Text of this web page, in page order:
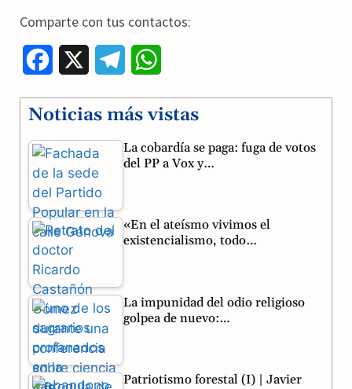
Comparte con tus contactos:
c
e
b
o
o
k
l
e
a
a
t
p
Noticias más vistas
La cobardía se paga: fuga de votos
del PP a Vox y…
«En el ateísmo vivimos el
existencialismo, todo…
La impunidad del odio religioso
golpea de nuevo:…
Patriotismo forestal (I) | Javier